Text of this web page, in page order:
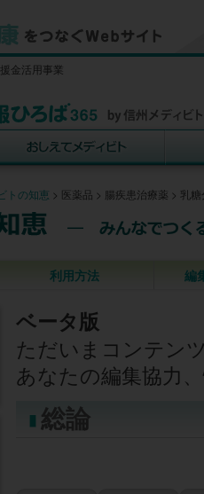
金活用事業
トの知恵 > 医薬品 > 腸疾患治療薬 > 乳
利用方法 編
ベータ版
ただいまコンテン
あなたの編集協力
総論